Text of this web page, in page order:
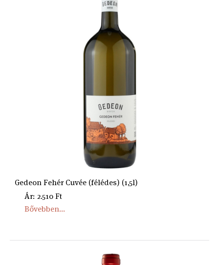
Gedeon Fehér Cuvée (félédes) (1,5l)
Ár: 2.510 Ft
Bővebben...